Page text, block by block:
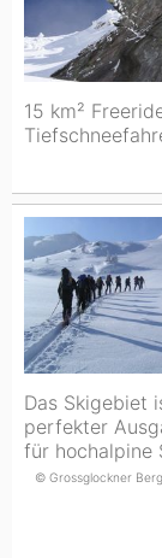
15 km²
Das Skigebiet
perfekter
für hochalpine
© Grossglockner